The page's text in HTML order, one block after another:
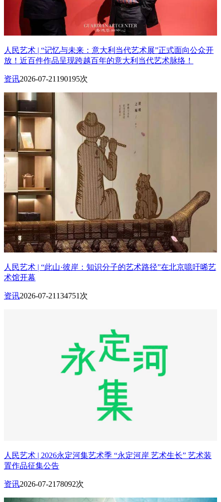
人民艺术 | “记忆与未来：意大利当代艺术展”正式面向公众开
放！近百件作品呈现跨越百年的意大利当代艺术脉络！
资讯2026-07-21 190195次
人民艺术 | “此山·彼岸：知识分子的艺术路径”在北京噫吁唏艺
术馆开幕
资讯2026-07-21 134751次
人民艺术 | 2026永定河集艺术季 “永定河岸 艺术生长” 艺术装
置作品征集公告
资讯2026-07-21 78092次